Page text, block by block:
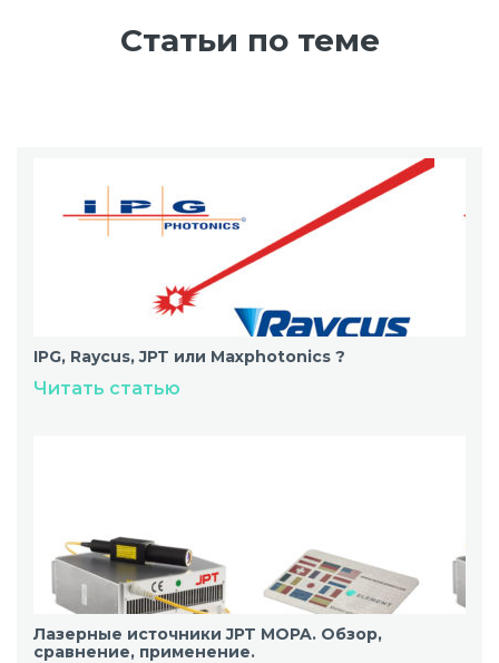
Статьи по теме
IPG, Raycus, JPT или Maxphotonics ?
Читать статью
Лазерные источники JPT MOPA. Обзор,
сравнение, применение.